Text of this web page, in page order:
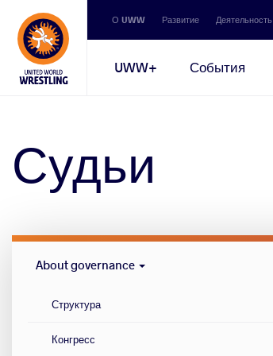
Secondary
navigation
О UWW Развитие Деятельность
Main
UWW+ События
Судьи
Governance
About governance
Структура
Конгресс